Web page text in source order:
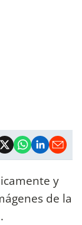
y
de la